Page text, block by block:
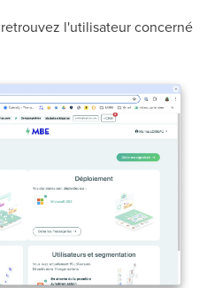
l'utilisateur concerné